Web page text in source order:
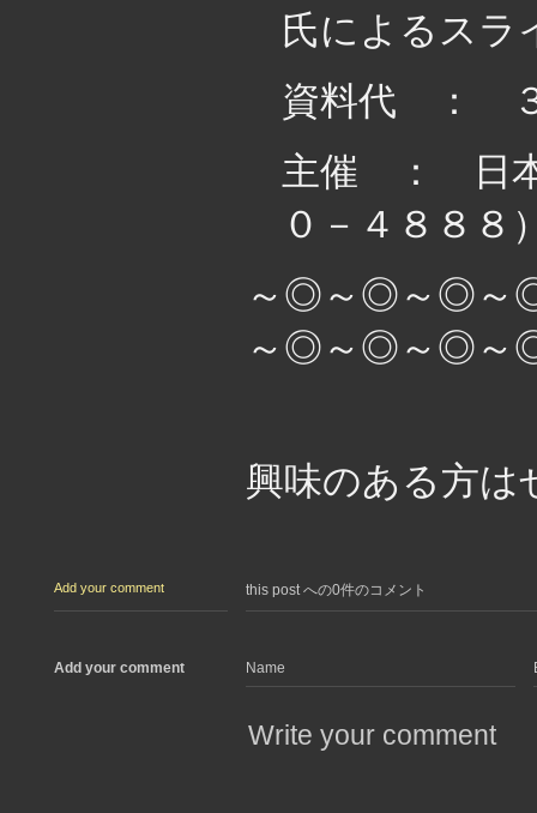
氏によるスラ
資料代 ：
主催 ： 日本
０－４８８８
～◎～◎～◎
～◎～◎～◎～
興味のある方は
Add your comment this post への0件のコメント
Add your comment